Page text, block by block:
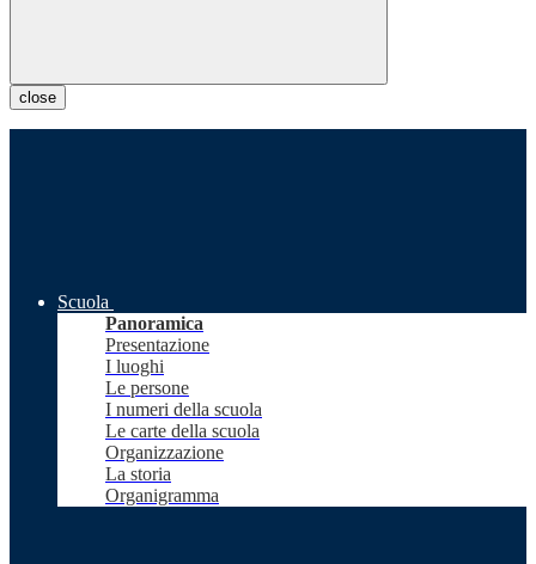
close
Scuola
Panoramica
Presentazione
I luoghi
Le persone
I numeri della scuola
Le carte della scuola
Organizzazione
La storia
Organigramma